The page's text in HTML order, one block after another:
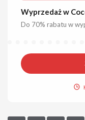
Wyprzedaż w
Do 70% rabatu w